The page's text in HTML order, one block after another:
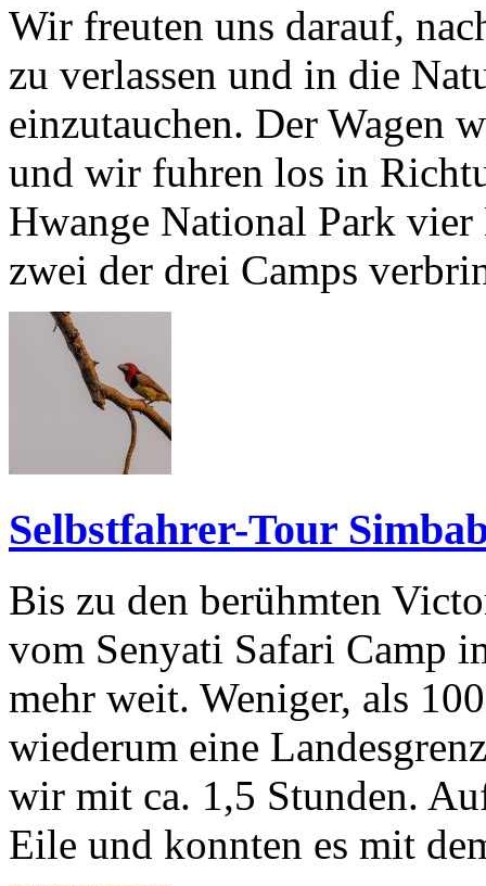
Wir freuten uns darauf,
zu verlassen und in die
einzutauchen. Der Wagen
und wir fuhren los in
Hwange National Park
zwei der drei Camps
Selbstfahrer-Tour
Bis zu den berühmten
vom Senyati Safari Camp
mehr weit. Weniger, als
wiederum eine
wir mit ca. 1,5 Stunden.
Eile und konnten es mit